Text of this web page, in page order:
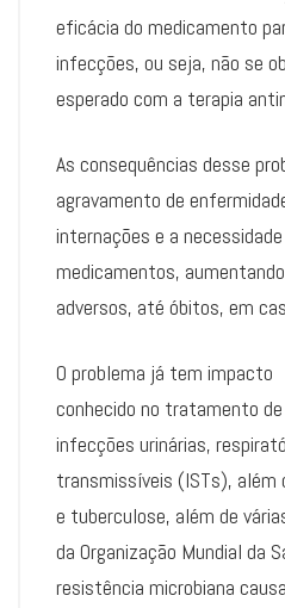
eficácia do medicamento
infecções, ou seja, não se
esperado com a terapia
As consequências desse
agravamento de
internações e a
medicamentos,
adversos, até óbitos, em
O problema já tem impacto
conhecido no tratamento
infecções urinárias,
transmissíveis (ISTs), além
e tuberculose, além de
da Organização Mundial da
resistência microbiana